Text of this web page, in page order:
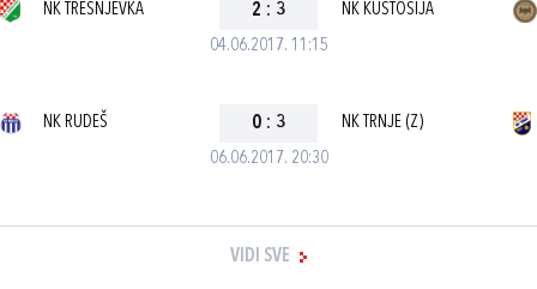
04.06.2017. 11:15
NK TREŠNJEVKA 2 : 3 NK KUSTOŠIJA
06.06.2017. 20:30
NK RUDEŠ 0 : 3 NK TRNJE (Z)
VIDI SVE